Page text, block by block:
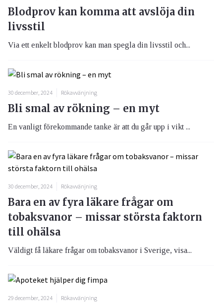
Blodprov kan komma att avslöja din
livsstil
Via ett enkelt blodprov kan man spegla din livsstil och...
30 december, 2024 Rökavvänjning
Bli smal av rökning – en myt
En vanligt förekommande tanke är att du går upp i vikt ...
30 december, 2024 Rökavvänjning
Bara en av fyra läkare frågar om
tobaksvanor – missar största faktorn
till ohälsa
Väldigt få läkare frågar om tobaksvanor i Sverige, visa...
29 december, 2024 Rökavvänjning